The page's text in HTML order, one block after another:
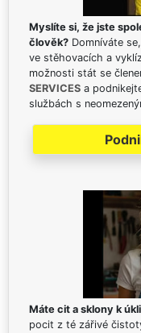
Myslíte si, že jste
člověk? Domníváte
ve stěhovacích a
možnosti stát se
SERVICES a
službách s
Máte cit a sklony k
pocit z té zářivé